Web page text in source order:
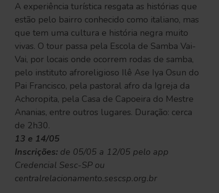
A experiência turística resgata as histórias que
estão pelo bairro conhecido como italiano, mas
que tem uma cultura e história negra muito
vivas. O tour passa pela Escola de Samba Vai-
Vai, por locais onde ocorrem rodas de samba,
pelo instituto afroreligioso Ilê Ase Iya Osun do
Pai Francisco, pela pastoral afro da Igreja da
Achoropita, pela Casa de Capoeira do Mestre
Ananias, entre outros lugares. Duração: cerca
de 2h30.
13 e 14/05
Inscrições: de 05/05 a 12/05 pelo app
Credencial Sesc-SP ou
centralrelacionamento.sescsp.org.br